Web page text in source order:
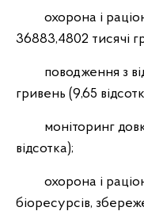
охорона і
36883,4802
поводження з
гривень (9,65
моніторинг
відсотка);
охорона і
біоресурсів,